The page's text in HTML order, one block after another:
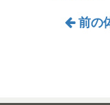
前の